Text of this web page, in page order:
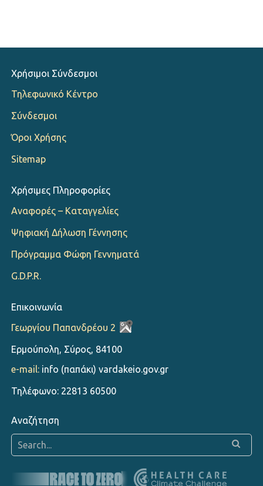
Χρήσιμοι Σύνδεσμοι
Τηλεφωνικό Κέντρο
Σύνδεσμοι
Όροι Χρήσης
Sitemap
Χρήσιμες Πληροφορίες
Αναφορές – Καταγγελίες
Ψηφιακή Δήλωση Γέννησης
Πρόγραμμα Φώφη Γεννηματά
G.D.P.R.
Επικοινωνία
Γεωργίου Παπανδρέου 2
Ερμούπολη, Σύρος, 84100
e-mail:info (παπάκι) vardakeio.gov.gr
Τηλέφωνο: 22813 60500
Αναζήτηση